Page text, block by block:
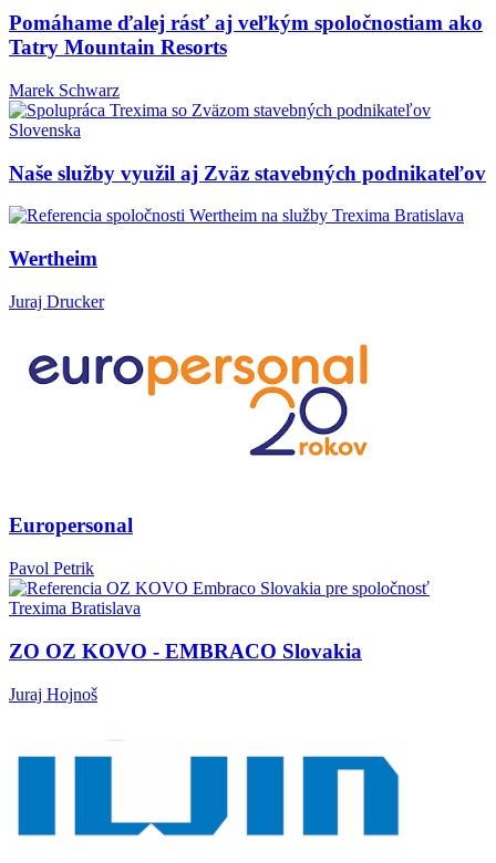
Pomáhame ďalej rásť aj veľkým spoločnostiam ako
Tatry Mountain Resorts
Marek Schwarz
Naše služby využil aj Zväz stavebných podnikateľov
Wertheim
Juraj Drucker
Europersonal
Pavol Petrik
ZO OZ KOVO - EMBRACO Slovakia
Juraj Hojnoš